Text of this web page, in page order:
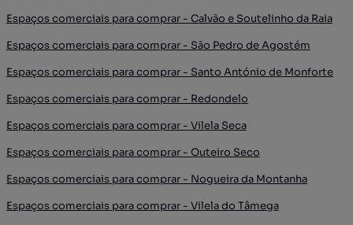
Espaços comerciais para comprar - Calvão e Soutelinho da Raia
Espaços comerciais para comprar - São Pedro de Agostém
Espaços comerciais para comprar - Santo António de Monforte
Espaços comerciais para comprar - Redondelo
Espaços comerciais para comprar - Vilela Seca
Espaços comerciais para comprar - Outeiro Seco
Espaços comerciais para comprar - Nogueira da Montanha
Espaços comerciais para comprar - Vilela do Tâmega